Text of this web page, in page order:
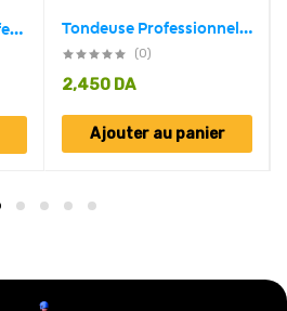
Brosse à cheveux professionnel électrique en alliage d’aluminium 2en1 pour cheveux secs ou mouillés Tondeuse Professionnelle Barbe Et Moustache VT-822
(0)
2,450 DA
Ajouter au panier